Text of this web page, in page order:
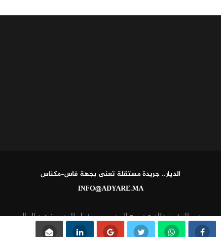
الديار.. جريدة مستقلة تعنى بجهة فاس-مكناس
INFO@ADYARE.MA
مدير النشر: خالد فخير - المدير ومسؤول التحرير: عبد العالي
القاطي